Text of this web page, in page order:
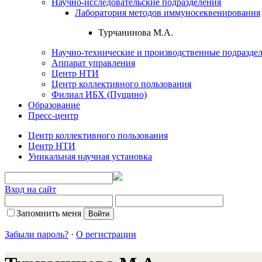
Лаборатория методов иммуносеквенирования
Турчанинова М.А.
Научно-технические и производственные
Аппарат управления
Центр НТИ
Центр коллективного пользования
Филиал ИБХ (Пущино)
Образование
Пресс-центр
Центр коллективного пользования
Центр НТИ
Уникальная научная установка
Вход на сайт
Запомнить меня
Забыли пароль? · О регистрации